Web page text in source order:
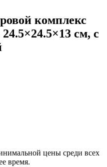
комплекс
см, с
цены среди всех
время.